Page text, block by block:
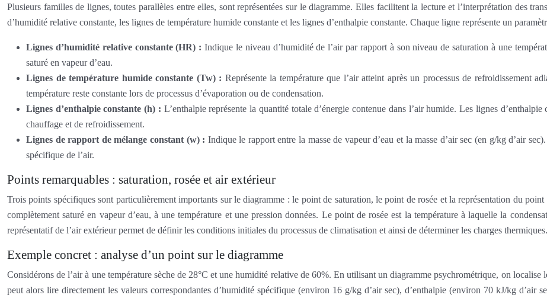
Plusieurs familles de lignes, toutes parallèles entre elles, sont représentées sur le diagramme. Elles facilitent la lecture et l’interprétation des
d’humidité relative constante, les lignes de température humide constante et les lignes d’enthalpie constante. Chaque ligne représente un
Lignes d’humidité relative constante (HR) :Indique le niveau d’humidité de l’air par rapport à son niveau de saturation à une
saturé en vapeur d’eau.
Lignes de température humide constante (Tw) : Représente la température que l’air atteint après un processus de refroidissement
température reste constante lors de processus d’évaporation ou de condensation.
Lignes d’enthalpie constante (h) : L’enthalpie représente la quantité totale d’énergie contenue dans l’air humide. Les lignes
chauffage et de refroidissement.
Lignes de rapport de mélange constant (w) : Indique le rapport entre la masse de vapeur d’eau et la masse d’air sec (en g/kg d’air
spécifique de l’air.
Points remarquables : saturation, rosée et air extérieur
Trois points spécifiques sont particulièrement importants sur le diagramme : le point de saturation, le point de rosée et la représentation du
complètement saturé en vapeur d’eau, à une température et une pression données. Le point de rosée est la température à laquelle la
représentatif de l’air extérieur permet de définir les conditions initiales du processus de climatisation et ainsi de déterminer les charges thermiques.
Exemple concret : analyse d’un point sur le diagramme
Considérons de l’air à une température sèche de 28°C et une humidité relative de 60%. En utilisant un diagramme psychrométrique, on localise
peut alors lire directement les valeurs correspondantes d’humidité spécifique (environ 16 g/kg d’air sec), d’enthalpie (environ 70 kJ/kg d’air